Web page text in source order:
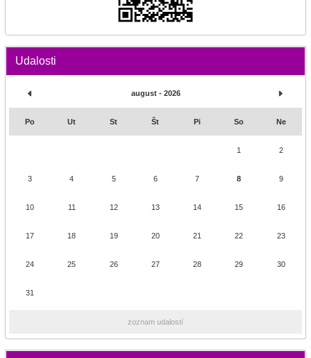
Udalosti
august - 2026
Po Ut St Št Pi So Ne
1 2
3 4 5 6 7 8 9
10 11 12 13 14 15 16
17 18 19 20 21 22 23
24 25 26 27 28 29 30
31
zoznam udalostí